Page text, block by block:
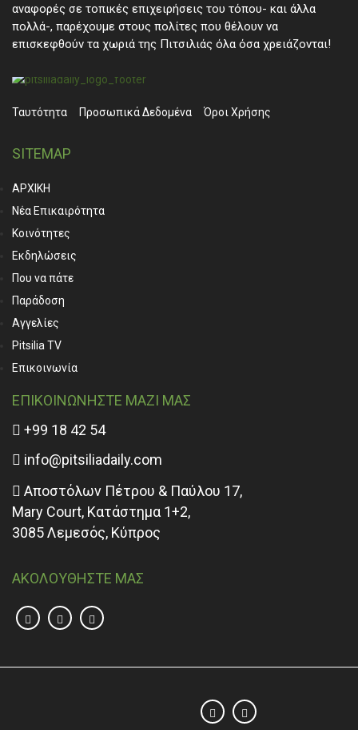
αναφορές σε τοπικές επιχειρήσεις του τόπου- και άλλα
πολλά-, παρέχουμε στους πολίτες που θέλουν να
επισκεφθούν τα χωριά της Πιτσιλιάς όλα όσα χρειάζονται!
Ταυτότητα Προσωπικά ∆εδομένα Όροι Χρήσης
SITEMAP
ΑΡΧΙΚΗ
Νέα Επικαιρότητα
Κοινότητες
Εκδηλώσεις
Που να πάτε
Παράδοση
Αγγελίες
Pitsilia TV
Επικοινωνία
ΕΠΙΚΟΙΝΩΝΗΣΤΕ ΜΑΖΙ ΜΑΣ
+99 18 42 54
info@pitsiliadaily.com
Αποστόλων Πέτρου & Παύλου 17,
Mary Court, Κατάστημα 1+2,
3085 Λεμεσός, Κύπρος
ΑΚΟΛΟΥΘΗΣΤΕ ΜΑΣ